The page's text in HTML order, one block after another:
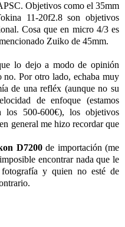
Objetivos como el 35mm
11-20f2.8 son objetivos
Cosa que en micro 4/3 es
Zuiko de 45mm.
lo dejo a modo de opinión
no. Por otro lado, echaba muy
de una refléx (aunque no su
de enfoque (estamos
los 500-600€), los objetivos
general me hizo recordar que
D7200de importación (me
encontrar nada que le
y quien no esté de